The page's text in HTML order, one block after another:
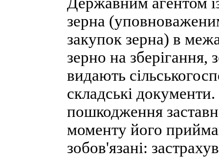
зерна
закупок зерна) в
зерно на зберігання,
видають
складські
пошкодження
моменту його
зобов'язані: